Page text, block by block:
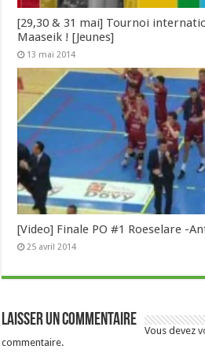
[29,30 & 31 mai] Tournoi
Maaseik ! [Jeunes]
13 mai 2014
[Video] Finale PO #1 Roeselare -
25 avril 2014
Laisser un commentaire
Vous devez
commentaire.